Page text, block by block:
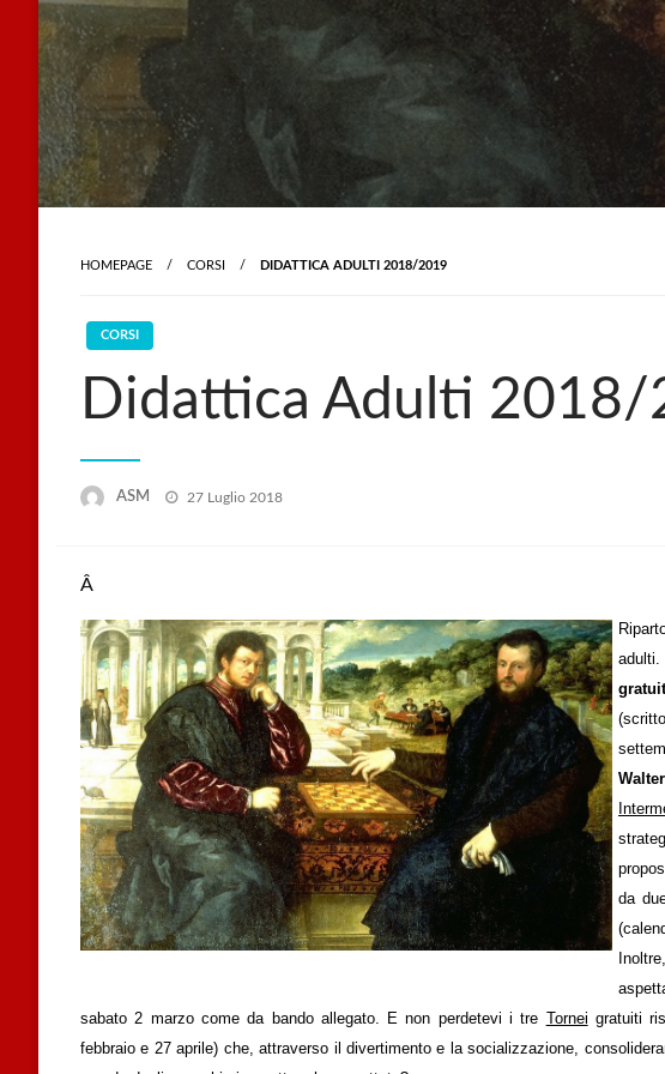
HOMEPAGE CORSI DIDATTICA ADULTI 2018/2019
CORSI
Didattica Adulti 2018/
ASM
Posted
27 Luglio 2018
Â
da
sabato 2 marzo come da bando allegato. E non perdetevi i tre Tornei gratuiti
febbraio e 27 aprile) che, attraverso il divertimento e la socializzazione,